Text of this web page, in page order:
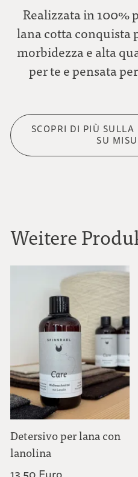
Realizzata in 100%
lana cotta conquista
morbidezza e alta
per te e pensata
SCOPRI DI PIÙ
SU
Weitere
Detersivo per lana con
lanolina